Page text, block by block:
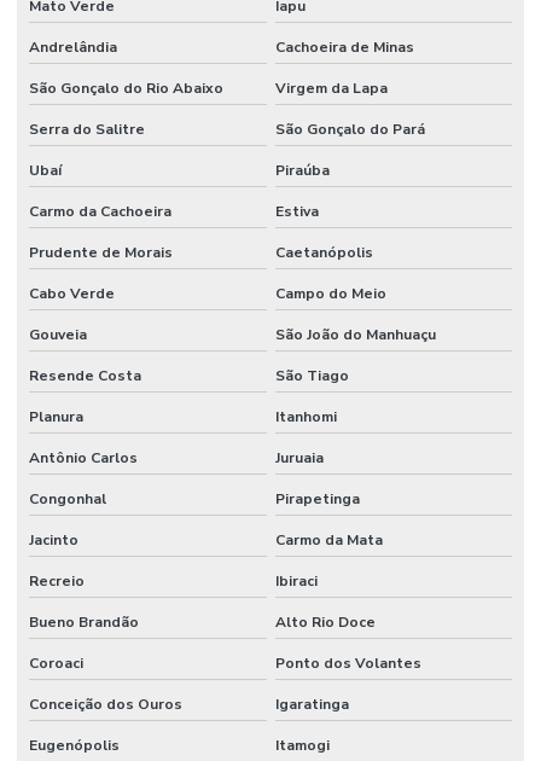
Mato Verde Iapu
Andrelândia Cachoeira de Minas
São Gonçalo do Rio Abaixo Virgem da Lapa
Serra do Salitre São Gonçalo do Pará
Ubaí Piraúba
Carmo da Cachoeira Estiva
Prudente de Morais Caetanópolis
Cabo Verde Campo do Meio
Gouveia São João do Manhuaçu
Resende Costa São Tiago
Planura Itanhomi
Antônio Carlos Juruaia
Congonhal Pirapetinga
Jacinto Carmo da Mata
Recreio Ibiraci
Bueno Brandão Alto Rio Doce
Coroaci Ponto dos Volantes
Conceição dos Ouros Igaratinga
Eugenópolis Itamogi